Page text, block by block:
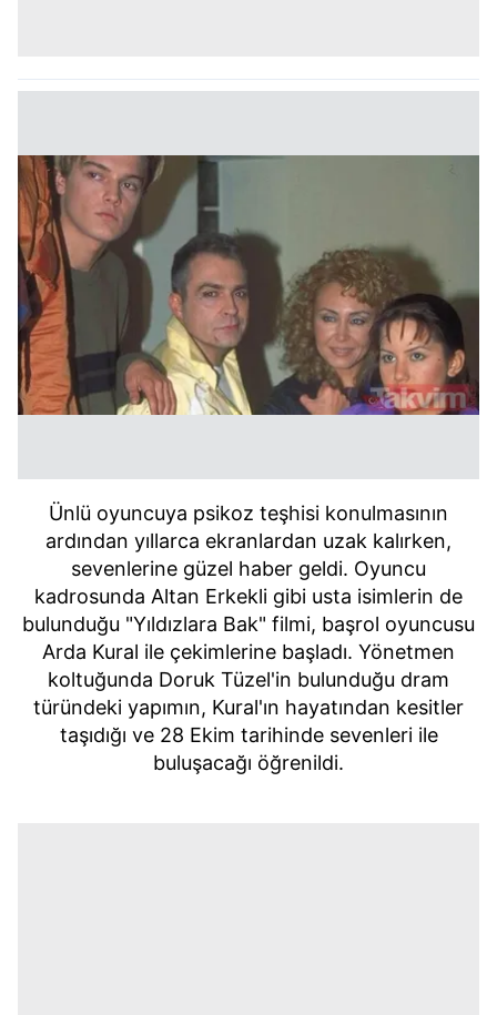
Ünlü oyuncuya psikoz teşhisi konulmasının
ardından yıllarca ekranlardan uzak kalırken,
sevenlerine güzel haber geldi. Oyuncu
kadrosunda Altan Erkekli gibi usta isimlerin de
bulunduğu "Yıldızlara Bak" filmi, başrol oyuncusu
Arda Kural ile çekimlerine başladı. Yönetmen
koltuğunda Doruk Tüzel'in bulunduğu dram
türündeki yapımın, Kural'ın hayatından kesitler
taşıdığı ve 28 Ekim tarihinde sevenleri ile
buluşacağı öğrenildi.